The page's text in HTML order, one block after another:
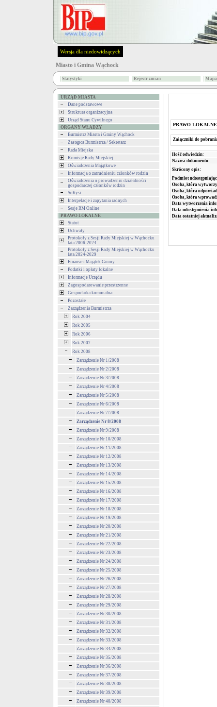
Wersja dla niedowidzących
Miasto i Gmina Wąchock
Statystyki Rejestr zmian
URZĄD MIASTA
Dane podstawowe
Struktura organizacyjna
Urząd Stanu Cywilnego
ORGANY WŁADZY
Burmistrz Miasta i Gminy Wąchock
Zastępca Burmistrza / Sekretarz
Rada Miejska
Komisje Rady Miejskiej
Oświadczenia Majątkowe
Informacja o zatrudnieniu członków rodzin
Oświadczenia o prowadzeniu działalności
gospodarczej członków rodzin
Sołtysi
Interpelacje i zapytania radnych
Sesje RM Online
PRAWO LOKALNE
Statut
Uchwały
Protokoły z Sesji Rady Miejskiej w Wąchocku
lata 2006-2024
Protokoły z Sesji Rady Miejskiej w Wąchocku
lata 2024-2029
Finanse i Majątek Gminy
Podatki i opłaty lokalne
Informacje Urzędu
Zagospodarowanie przestrzenne
Gospodarka komunalna
Pozostałe
Zarządzenia Burmistrza
Rok 2004
Rok 2005
Rok 2006
Rok 2007
Rok 2008
Zarządzenie Nr 1/2008
Zarządzenie Nr 2/2008
Zarządzenie Nr 3/2008
Zarządzenie Nr 4/2008
Zarządzenie Nr 5/2008
Zarządzenie Nr 6/2008
Zarządzenie Nr 7/2008
Zarządzenie Nr 8/2008
Zarządzenie Nr 9/2008
Zarządzenie Nr 10/2008
Zarządzenie Nr 11/2008
Zarządzenie Nr 12/2008
Zarządzenie Nr 13/2008
Zarządzenie Nr 14/2008
Zarządzenie Nr 15/2008
Zarządzenie Nr 16/2008
Zarządzenie Nr 17/2008
Zarządzenie Nr 18/2008
Zarządzenie Nr 19/2008
Zarządzenie Nr 20/2008
Zarządzenie Nr 21/2008
Zarządzenie Nr 22/2008
Zarządzenie Nr 23/2008
Zarządzenie Nr 24/2008
Zarządzenie Nr 25/2008
Zarządzenie Nr 26/2008
Zarządzenie Nr 27/2008
Zarządzenie Nr 28/2008
Zarządzenie Nr 29/2008
Zarządzenie Nr 30/2008
Zarządzenie Nr 31/2008
Zarządzenie Nr 32/2008
Zarządzenie Nr 33/2008
Zarządzenie Nr 34/2008
Zarządzenie Nr 35/2008
Zarządzenie Nr 36/2008
Zarządzenie Nr 37/2008
Zarządzenie Nr 38/2008
Zarządzenie Nr 39/2008
Zarządzenie Nr 40/2008
PRAWO LOKALNE
Załączniki do
Ilość odwiedzin:
Nazwa dokumentu:
Skrócony opis:
Podmiot
Osoba, która
Osoba, która
Osoba, która
Data wytworzenia
Data udostępnienia
Data ostatniej